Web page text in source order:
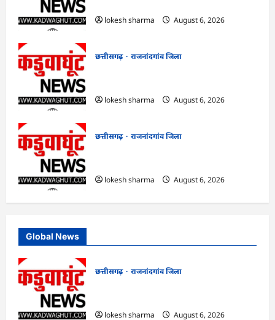
lokesh sharma
August 6, 2026
छत्तीसगढ़
राजनांदगांव जिला
lokesh sharma
August 6, 2026
छत्तीसगढ़
राजनांदगांव जिला
lokesh sharma
August 6, 2026
Global News
छत्तीसगढ़
राजनांदगांव जिला
lokesh sharma
August 6, 2026